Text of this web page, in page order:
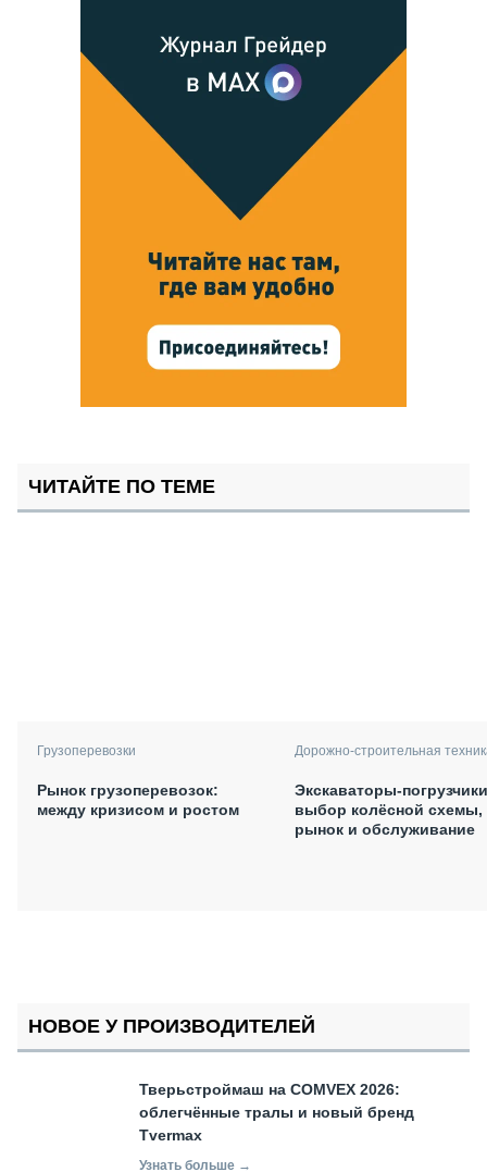
ЧИТАЙТЕ ПО ТЕМЕ
Грузоперевозки
Рынок грузоперевозок:
между кризисом и ростом
Дорожно-строительная
Экскаваторы-
выбор колёсной схемы,
рынок и обслуживание
НОВОЕ У ПРОИЗВОДИТЕЛЕЙ
Тверьстроймаш на COMVEX 2026:
облегчённые тралы и новый бренд
Tvermax
Узнать больше →